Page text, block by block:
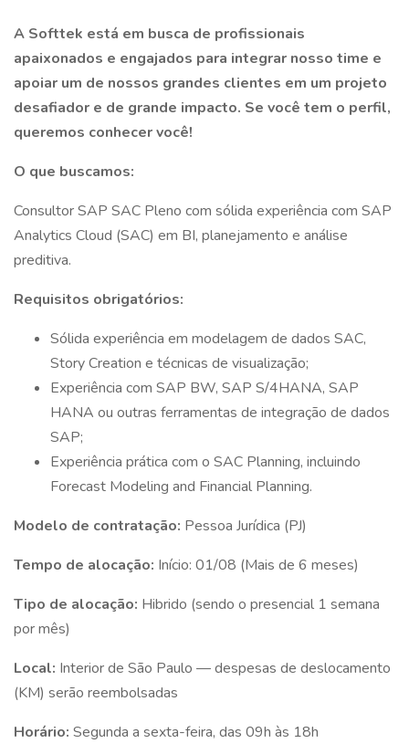
A Softtek está em busca de profissionais
apaixonados e engajados para integrar nosso time e
apoiar um de nossos grandes clientes em um projeto
desafiador e de grande impacto. Se você tem o perfil,
queremos conhecer você!
O que buscamos:
Consultor SAP SAC Pleno com sólida experiência com SAP
Analytics Cloud (SAC) em BI, planejamento e análise
preditiva.
Requisitos obrigatórios:
Sólida experiência em modelagem de dados SAC,
Story Creation e técnicas de visualização;
Experiência com SAP BW, SAP S/4HANA, SAP
HANA ou outras ferramentas de integração de dados
SAP;
Experiência prática com o SAC Planning, incluindo
Forecast Modeling and Financial Planning.
Modelo de contratação: Pessoa Jurídica (PJ)
Tempo de alocação: Início: 01/08 (Mais de 6 meses)
Tipo de alocação: Hibrido (sendo o presencial 1 semana
por mês)
Local: Interior de São Paulo — despesas de deslocamento
(KM) serão reembolsadas
Horário: Segunda a sexta-feira, das 09h às 18h